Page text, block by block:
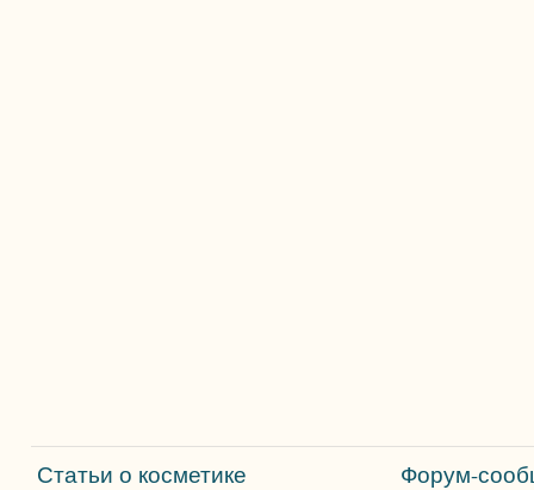
Статьи о косметике Форум-